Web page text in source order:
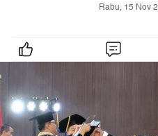
Rabu, 15 Nov